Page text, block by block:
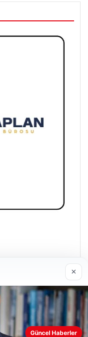
anlayabilmek,
×
Güncel Haberler